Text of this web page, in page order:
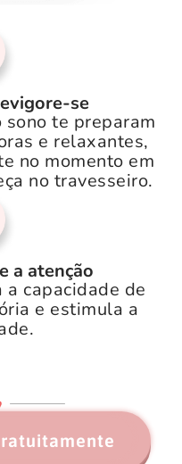
se
te preparam
e relaxantes,
no momento em
no travesseiro.
a atenção
capacidade de
e estimula a